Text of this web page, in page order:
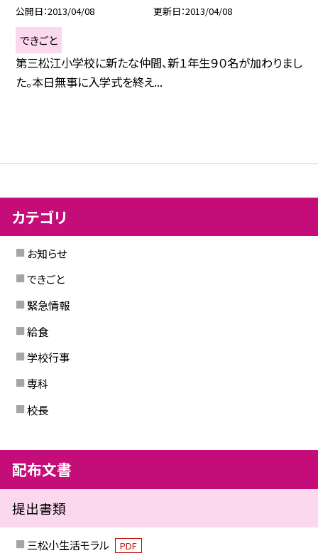
公開日 2013/04/08 更新日 2013/04/08
できごと
第三松江小学校に新たな仲間、新１年生９０名が加わりまし
た。本日無事に入学式を終え...
カテゴリ
お知らせ
できごと
緊急情報
給食
学校行事
専科
校長
配布文書
提出書類
三松小生活モラル PDF